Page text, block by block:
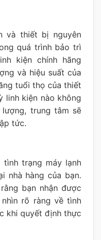
và thiết bị nguyên
quá trình bảo trì
kiện chính hãng
và hiệu suất của
tuổi thọ của thiết
linh kiện nào không
trung tâm sẽ
tức.
trạng máy lạnh
nhà hàng của bạn.
bạn nhận được
rõ ràng về tình
khi quyết định thực